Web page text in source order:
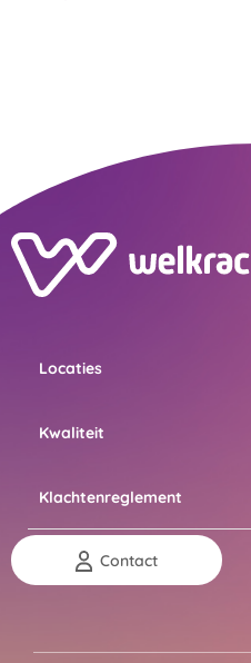
Locaties
Kwaliteit
Klachtenreglement
Contact